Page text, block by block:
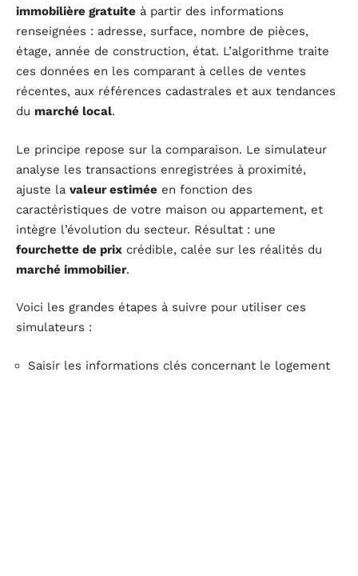
immobilière gratuite à partir des informations
renseignées : adresse, surface, nombre de pièces,
étage, année de construction, état. L’algorithme traite
ces données en les comparant à celles de ventes
récentes, aux références cadastrales et aux tendances
du marché local.
Le principe repose sur la comparaison. Le simulateur
analyse les transactions enregistrées à proximité,
ajuste la valeur estimée en fonction des
caractéristiques de votre maison ou appartement, et
intègre l’évolution du secteur. Résultat : une
fourchette de prix crédible, calée sur les réalités du
marché immobilier.
Voici les grandes étapes à suivre pour utiliser ces
simulateurs :
Saisir les informations clés concernant le logement